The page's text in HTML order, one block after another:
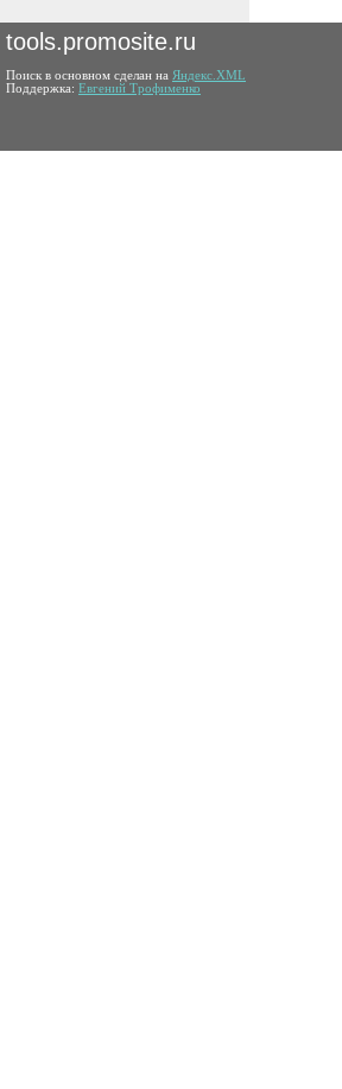
tools.promosite.ru
Поиск в основном сделан на Яндекс.XML
Поддержка: Евгений Трофименко